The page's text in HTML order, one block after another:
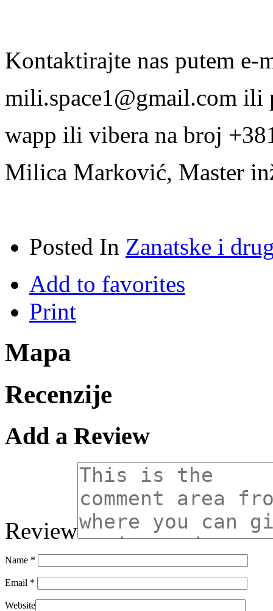
Kontaktirajte nas putem e-
mili.space1@gmail.com ili
wapp ili vibera na broj
Milica Marković, Master
Posted In Zanatske i
Add to favorites
Print
Mapa
Recenzije
Add a Review
Review
Name *
Email *
Website